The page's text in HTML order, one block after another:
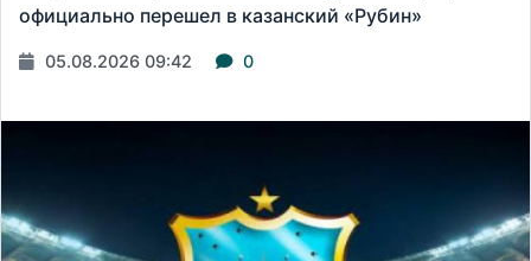
официально перешел в казанский «Рубин»
05.08.2026 09:42 0